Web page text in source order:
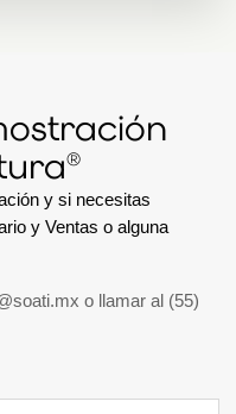
y si necesitas
y Ventas o alguna
o llamar al (55)